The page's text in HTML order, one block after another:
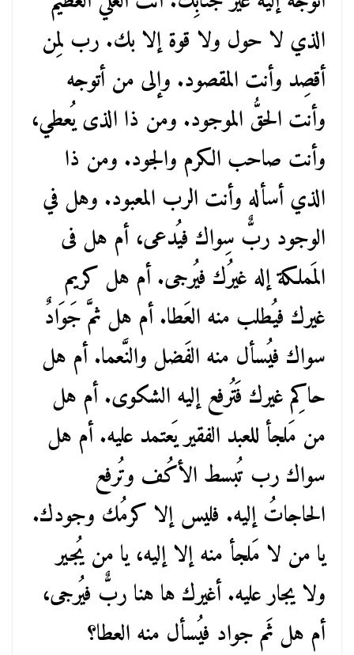
الذي لا حول ولا قوة إلا بك. رب لِمن
أقصِد وأنت المقصود. وإلى من أتوجه
وأنت الحقُّ الموجود. ومن ذا الذى يُعطي،
وأنت صاحب الكرم والجود. ومن ذا
الذي أسأله وأنت الرب المعبود. وهل في
الوجود ربٌّ سِواك فيُدعى، أم هل فى
المَملكة إله غيرُك فيُرجى. أم هل كريم
غيرك فيُطلب منه العَطا. أم هل ثمَّ جَوَادٌ
سواك فيُسأل منه الفَضل والنَّعما. أم هل
حاكِم غيرك فَتُرفع إليه الشكوى. أم هل
من مَلجأ للعبد الفقير يَعتمد عليه. أم هل
سواك رب تُبسط الأكُف وتُرفع
الحاجاتُ إليه. فليس إلا كرمُك وجودك.
يا من لا مَلجأ منه إلا إليه، يا من يُجير
ولا يجار عليه. أغيرك ها هنا ربٌّ فيُرجى،
أم هل ثَم جواد فيُسأل منه العطا؟